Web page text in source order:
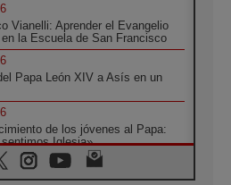
Vianelli: Aprender el Evangelio
la Escuela de San Francisco
Papa León XIV a Asís en un
de los jóvenes al Papa:
Iglesia»
los coloquios en Roma en